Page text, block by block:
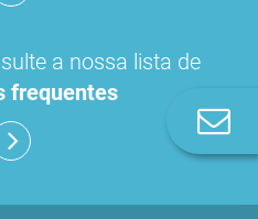
a nossa lista de
frequentes